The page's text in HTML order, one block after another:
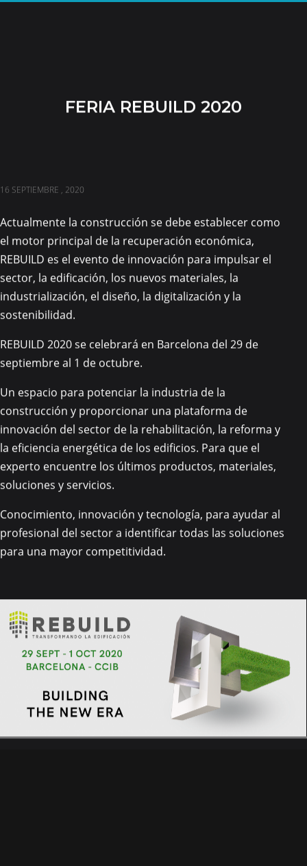
FERIA REBUILD 2020
16 SEPTIEMBRE , 2020
Actualmente la construcción se debe establecer como
el motor principal de la recuperación económica,
REBUILD es el evento de innovación para impulsar el
sector, la edificación, los nuevos materiales, la
industrialización, el diseño, la digitalización y la
sostenibilidad.
REBUILD 2020 se celebrará en Barcelona del 29 de
septiembre al 1 de octubre.
Un espacio para potenciar la industria de la
construcción y proporcionar una plataforma de
innovación del sector de la rehabilitación, la reforma y
la eficiencia energética de los edificios. Para que el
experto encuentre los últimos productos, materiales,
soluciones y servicios.
Conocimiento, innovación y tecnología, para ayudar al
profesional del sector a identificar todas las soluciones
para una mayor competitividad.